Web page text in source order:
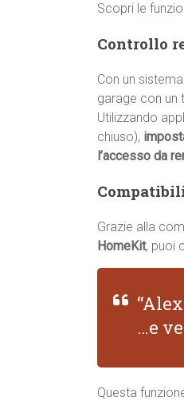
Scopri le
Controllo
Con un
garage con un
Utilizzando
chiuso),
l’accesso da
Grazie alla
HomeKit, puoi
…e
Questa